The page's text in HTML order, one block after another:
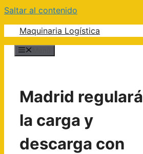
Saltar al contenido
Maquinaria Logística
Madrid regulará
la carga y
descarga con